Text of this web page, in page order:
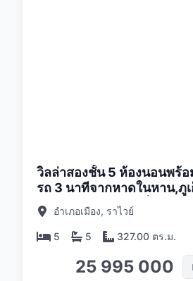
วิลล่าสองชั้น 5 ห้องนอนพร้
รถ 3 นาทีจากหาดในหาน,ภู
วิลล่าในหานคอมเพล็กซ์
อำเภอเมือง, ราไวย์
5 5 327.00 ตร.ม.
25 995 000